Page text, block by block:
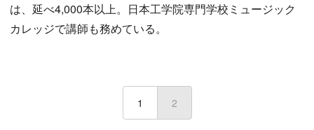
は、延べ4,000本以上。日本工学院専門学校ミュージック
カレッジで講師も務めている。
1 2